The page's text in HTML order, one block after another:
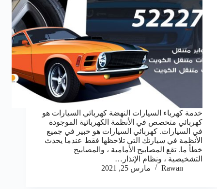
خدمة كهرباء السيارات النهضة كهربائي السيارات هو
كهربائي متخصص في الأنظمة الكهربائية الموجودة
في السيارات. كهربائي السيارات هو خبير في جميع
الأنظمة في سيارتك التي تلاحظها فقط عندما يحدث
خطأ ما. تقع المصابيح الأمامية ، والمصابيح
التشخيصية ، ونظام الإنذار…
Rawan
مارس 25, 2021